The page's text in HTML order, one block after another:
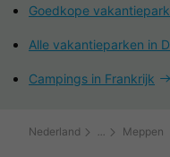
Goedkope
Alle vakantieparken in
Campings in Frankrijk
Nederland Meppen